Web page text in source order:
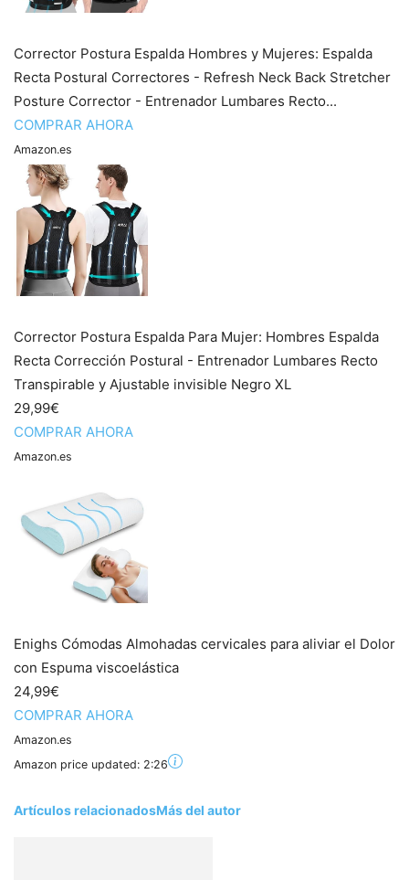
Corrector Postura Espalda Hombres y Mujeres: Espalda
Recta Postural Correctores - Refresh Neck Back Stretcher
Posture Corrector - Entrenador Lumbares Recto...
COMPRAR AHORA
Amazon.es
Corrector Postura Espalda Para Mujer: Hombres Espalda
Recta Corrección Postural - Entrenador Lumbares Recto
Transpirable y Ajustable invisible Negro XL
29,99€
COMPRAR AHORA
Amazon.es
Enighs Cómodas Almohadas cervicales para aliviar el Dolor
con Espuma viscoelástica
24,99€
COMPRAR AHORA
Amazon.es
Amazon price updated: 2:26
Artículos relacionadosMás del autor